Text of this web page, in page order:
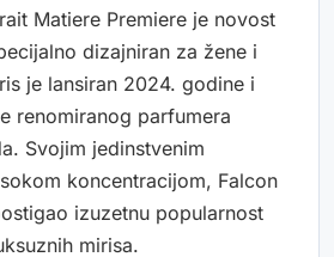
Matiere Premiere je novost
dizajniran za žene i
je lansiran 2024. godine i
renomiranog parfumera
Svojim jedinstvenim
koncentracijom, Falcon
izuzetnu popularnost
mirisa.